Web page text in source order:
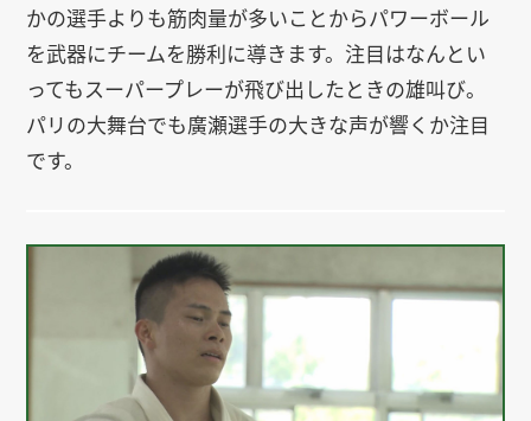
かの選手よりも筋肉量が多いことからパワーボール
を武器にチームを勝利に導きます。注目はなんとい
ってもスーパープレーが飛び出したときの雄叫び。
パリの大舞台でも廣瀬選手の大きな声が響くか注目
です。